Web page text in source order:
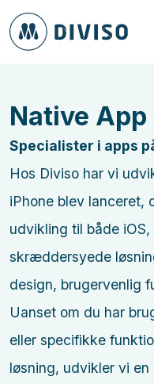
Native
Specialister i apps
Hos Diviso har vi
iPhone blev lanceret,
udvikling til både
skræddersyede
design, brugervenlig
Uanset om du har
eller specifikke
løsning, udvikler vi